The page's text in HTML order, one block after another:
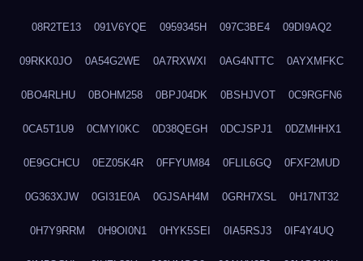
08R2TE13 091V6YQE 0959345H 097C3BE4 09DI9AQ2
09RKK0JO 0A54G2WE 0A7RXWXI 0AG4NTTC 0AYXMFKC
0BO4RLHU 0BOHM258 0BPJ04DK 0BSHJVOT 0C9RGFN6
0CA5T1U9 0CMYI0KC 0D38QEGH 0DCJSPJ1 0DZMHHX1
0E9GCHCU 0EZ05K4R 0FFYUM84 0FLIL6GQ 0FXF2MUD
0G363XJW 0GI31E0A 0GJSAH4M 0GRH7XSL 0H17NT32
0H7Y9RRM 0H9OI0N1 0HYK5SEI 0IA5RSJ3 0IF4Y4UQ